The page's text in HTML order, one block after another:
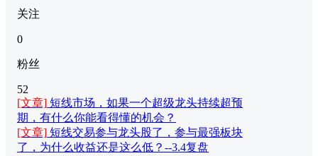
关注
0
粉丝
52
[文章] 短线市场，如果一个超级龙头持续超预
期，有什么你能看得懂的机会？
[文章] 短线交易参与龙头股了，参与最强板块
了，为什么收益还是这么低？--3.4复盘